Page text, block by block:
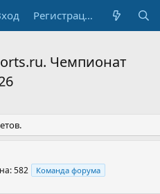
Регистрация
Чемпионат
582 Команда форума